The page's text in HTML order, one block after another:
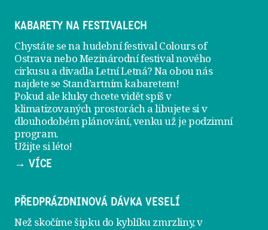
KABARETY NA FESTIVALECH
Chystáte se na hudební festival Colours of
Ostrava nebo Mezinárodní festival nového
cirkusu a divadla Letní Letná? Na obou nás
najdete se Stand’artním kabaretem!
Pokud ale kluky chcete vidět spíš v
klimatizovaných prostorách a libujete si v
dlouhodobém plánování, venku už jepodzimní
program.
Užijte si léto!
→ VÍCE
PŘEDPRÁZDNINOVÁ DÁVKA VESELÍ
Než skočíme šipku do kyblíku zmrzliny, v